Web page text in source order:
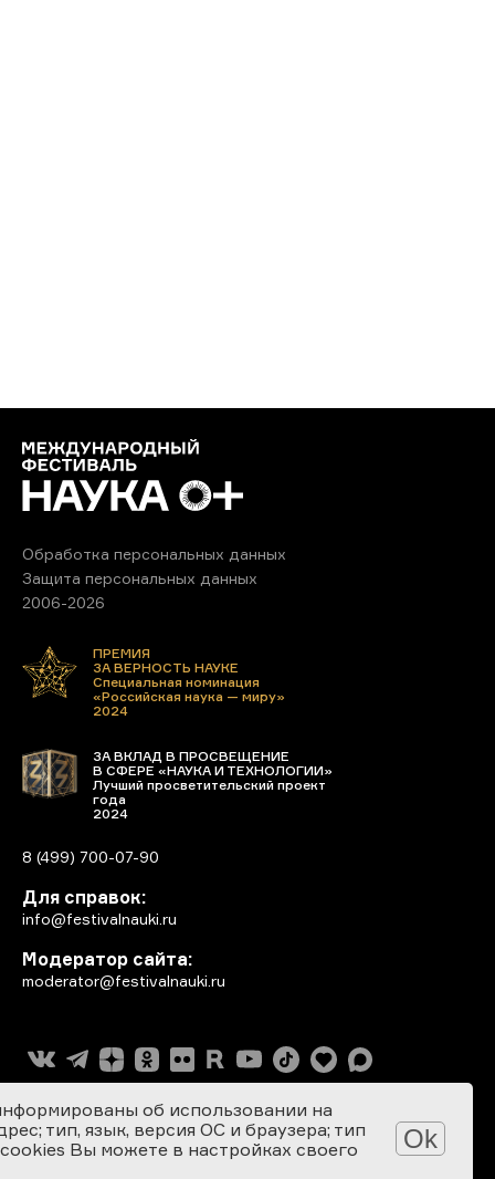
Обработка персональных данных
Защита персональных данных
2006-2026
ПРЕМИЯ
ЗА ВЕРНОСТЬ НАУКЕ
Специальная номинация
«Российская наука — миру»
2024
ЗА ВКЛАД В ПРОСВЕЩЕНИЕ
В СФЕРЕ «НАУКА И ТЕХНОЛОГИИ»
Лучший просветительский проект
года
2024
8 (499) 700-07-90
Для справок:
info@festivalnauki.ru
Модератор сайта:
moderator@festivalnauki.ru
об использовании на
тип, язык, версия ОС и браузера; тип
Вы можете в настройках своего
Ok